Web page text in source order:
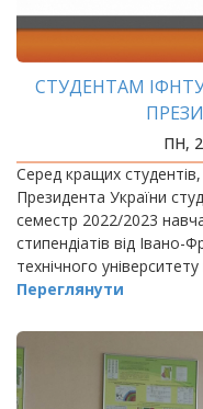
СТУДЕНТАМ
ПН,
Серед кращих студентів,
Президента України
семестр 2022/2023
стипендіатів від Івано-
технічного
Переглянути